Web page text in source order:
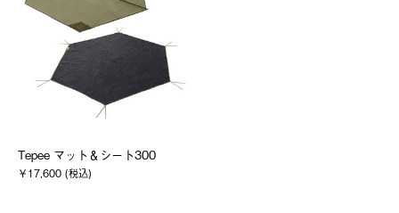
Tepee マット＆シート300
￥17,600 (税込)